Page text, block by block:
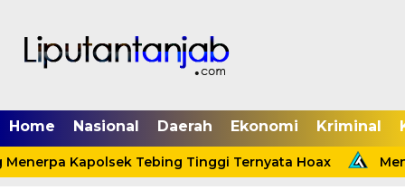
Home Nasional Daerah Ekonomi Kriminal
Kapolsek Tebing Tinggi Ternyata Hoax